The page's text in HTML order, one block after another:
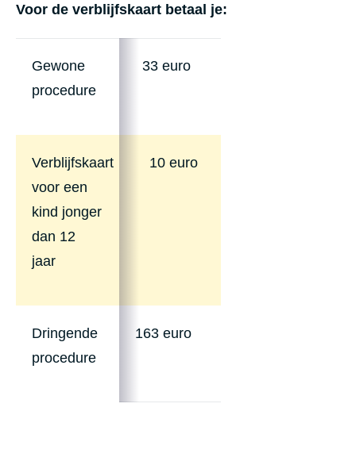
Voor de verblijfskaart betaal je:
Gewone
procedure
Verblijfskaart
voor een
kind jonger
dan 12
jaar
Dringende
procedure
33 euro
10 euro
163 euro